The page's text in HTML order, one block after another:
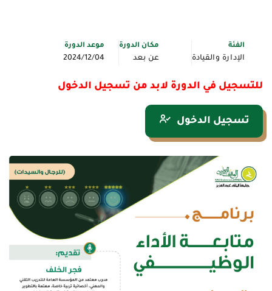
الفئة
الإدارة والقيادة
مكان الدورة
عن بعد
موعد الدورة
2024/12/04
للتسجيل في الدورة لابد من تسجيل الدخول
تسجيل الدخول